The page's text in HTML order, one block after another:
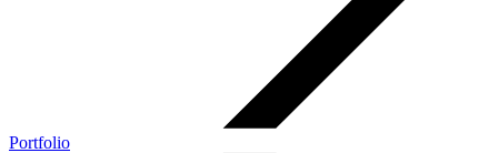
Portfolio